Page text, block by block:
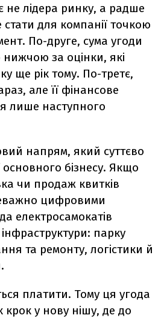
не лідера ринку, а радше
для компанії точкою
По-друге, сума угоди
за оцінки, які
ще рік тому. По-третє,
але її фінансове
лише наступного
напрям, який суттєво
основного бізнесу. Якщо
чи продаж квитків
цифровими
електросамокатів
парку
та ремонту, логістики й
платити. Тому ця угода
у нову нішу, де до